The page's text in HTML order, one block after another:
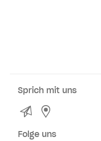
Sprich mit uns
Kontakt
Folge uns